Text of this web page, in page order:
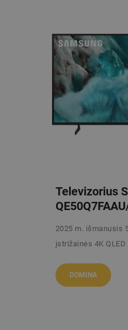
Televizorius
2025 m. išmanusis
įstrižainės 4K
DOMINA